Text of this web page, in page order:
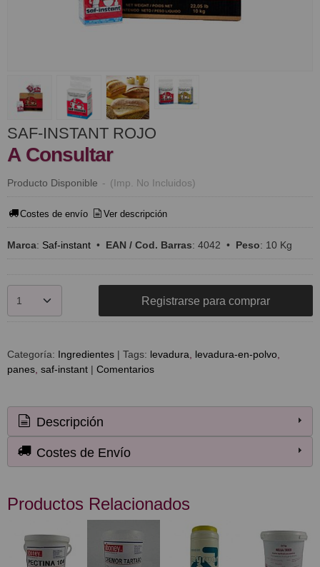
SAF-INSTANT ROJO
A Consultar
Producto Disponible - (Imp. No Incluidos)
Costes de envío Ver descripción
Marca: Saf-instant • EAN / Cod. Barras: 4042 • Peso: 10 Kg
Registrarse para comprar
Categoría: Ingredientes | Tags: levadura
levadura-en-polvo
panes saf-instant | Comentarios
Descripción
Costes de Envío
Productos Relacionados